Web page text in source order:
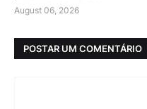
August 06, 2026
POSTAR UM COMENTÁRIO